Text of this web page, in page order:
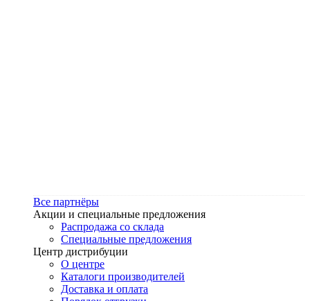
Все партнёры
Акции и специальные предложения
Распродажа со склада
Специальные предложения
Центр дистрибуции
О центре
Каталоги производителей
Доставка и оплата